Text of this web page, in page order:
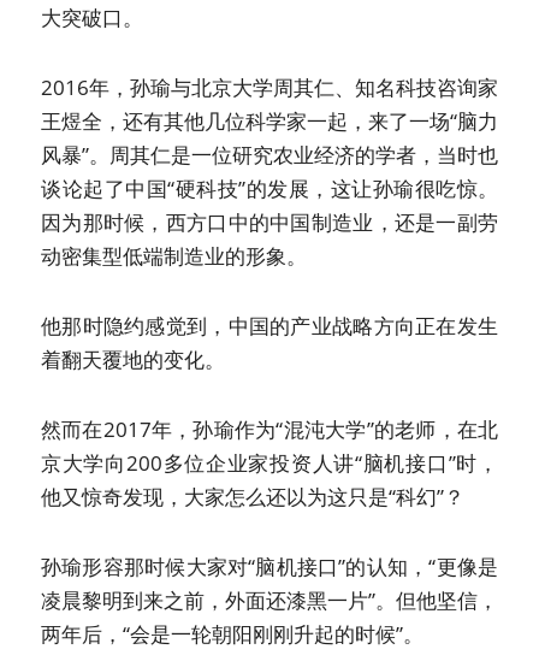
大突破口。
2016年，孙瑜与北京大学周其仁、知名科技咨询家
王煜全，还有其他几位科学家一起，来了一场“脑力
风暴”。周其仁是一位研究农业经济的学者，当时也
谈论起了中国“硬科技”的发展，这让孙瑜很吃惊。
因为那时候，西方口中的中国制造业，还是一副劳
动密集型低端制造业的形象。
他那时隐约感觉到，中国的产业战略方向正在发生
着翻天覆地的变化。
然而在2017年，孙瑜作为“混沌大学”的老师，在北
京大学向200多位企业家投资人讲“脑机接口”时，
他又惊奇发现，大家怎么还以为这只是“科幻”？
孙瑜形容那时候大家对“脑机接口”的认知，“更像是
凌晨黎明到来之前，外面还漆黑一片”。但他坚信，
两年后，“会是一轮朝阳刚刚升起的时候”。